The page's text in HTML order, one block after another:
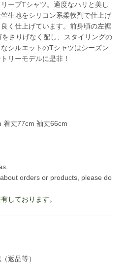
ーブTシャツ。適度なハリと美し
生地をシリコン系柔軟剤で仕上げ
く仕上げています。前身頃の左裾
さりげなく配し、スタイリングの
シルエットのTシャツはシーズン
リーモデルに是非！
着丈77cm 袖丈66cm
orders or products, please do
しております。
返品等）